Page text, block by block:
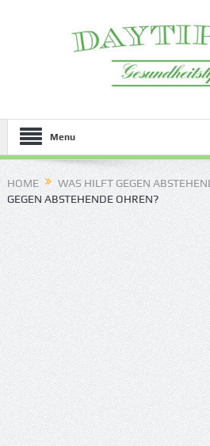
Menu
HOME WAS HILFT GEGEN
GEGEN ABSTEHENDE OHREN?